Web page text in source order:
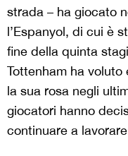
strada – ha giocato
l’Espanyol, di cui è
fine della quinta
Tottenham ha
la sua rosa negli
giocatori hanno
continuare a